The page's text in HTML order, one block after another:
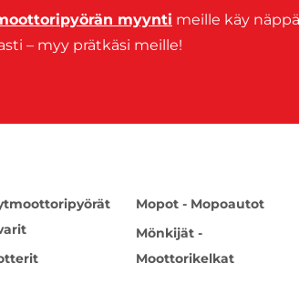
myynti meille käy
– myy prätkäsi meille!
Mopot - Mopoautot
Mönkijät -
Moottorikelkat